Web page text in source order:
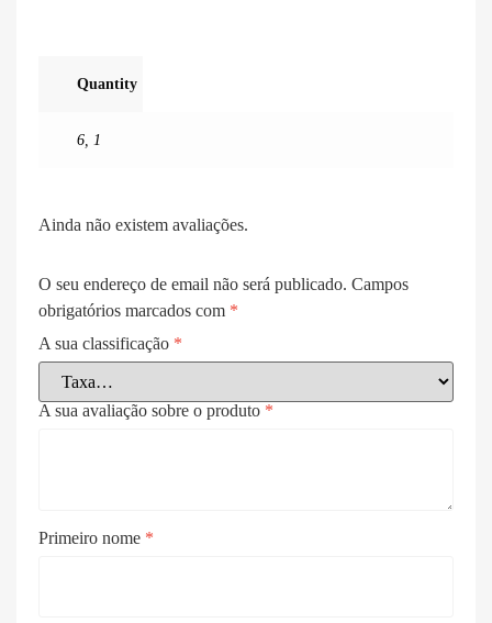
Quantity
6, 1
Ainda não existem avaliações.
O seu endereço de email não será publicado. Campos
obrigatórios marcados com *
A sua classificação *
A sua avaliação sobre o produto *
Primeiro nome *